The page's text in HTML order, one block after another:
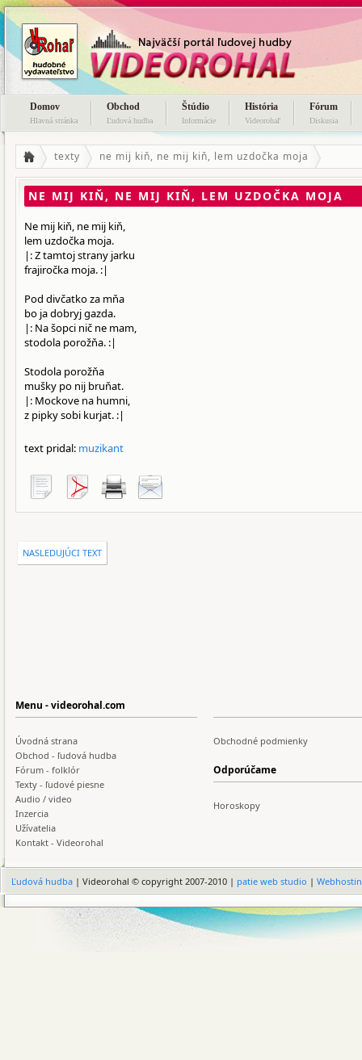
Domov
Hlavná stránka
Obchod
Ľudová hudba
Štúdio
Informácie
História
Videorohaľ
Fórum
Diskusia
texty ne mij kiň, ne mij kiň, lem uzdočka moja
NE MIJ KIŇ, NE MIJ KIŇ, LEM UZDOČKA MOJA
Ne mij kiň, ne mij kiň,
lem uzdočka moja.
|: Z tamtoj strany jarku
frajiročka moja. :|
Pod divčatko za mňa
bo ja dobryj gazda.
|: Na šopci nič ne mam,
stodola porožňa. :|
Stodola porožňa
mušky po nij bruňat.
|: Mockove na humni,
z pipky sobi kurjat. :|
text pridal: muzikant
NASLEDUJÚCI TEXT
Menu - videorohal.com
Úvodná strana
Obchod - ľudová hudba
Fórum - folklór
Texty - ľudové piesne
Audio / video
Inzercia
Užívatelia
Kontakt - Videorohal
Obchodné podmienky
Odporúčame
Horoskopy
Ľudová hudba | Videorohal © copyright 2007-2010 | patie web studio |